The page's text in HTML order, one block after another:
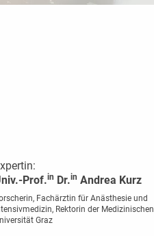
Prof.in Dr.in Andrea Kurz
Fachärztin für Anästhesie und
Rektorin der Medizinischen
Graz